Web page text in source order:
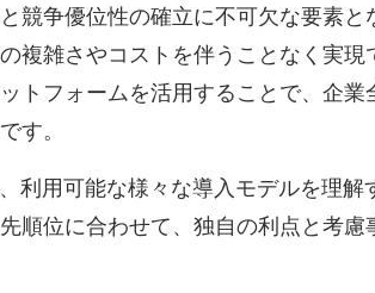
競争優位性の確立に不可欠な要素
複雑さやコストを伴うことなく実現
トフォームを活用することで、企業
す。
利用可能な様々な導入モデルを理
順位に合わせて、独自の利点と考慮